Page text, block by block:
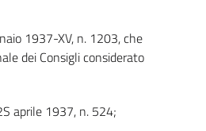
1937-XV, n. 1203, che
dei Consigli considerato
aprile 1937, n. 524;